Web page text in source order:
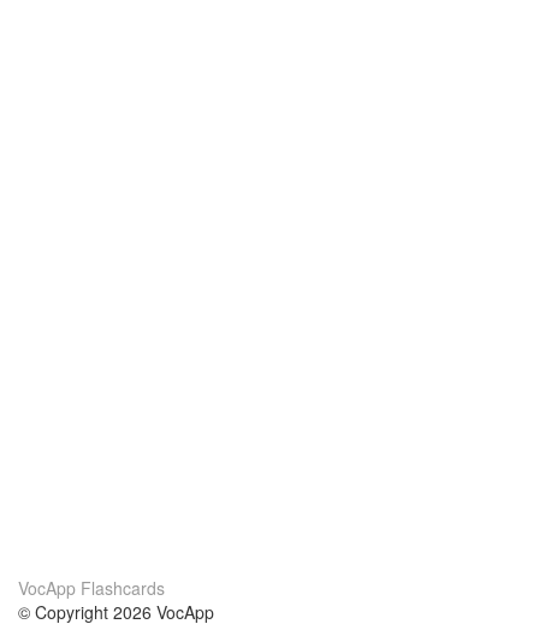
VocApp Flashcards
© Copyright 2026 VocApp